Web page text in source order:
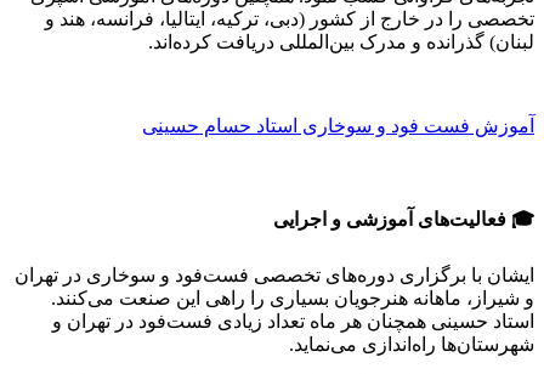
تخصصی را در خارج از کشور (دبی، ترکیه، ایتالیا، فرانسه، هند و
لبنان) گذرانده و مدرک بین‌المللی دریافت کرده‌اند.
آموزش فست فود و سوخاری استاد حسام حسینی
🎓 فعالیت‌های آموزشی و اجرایی
ایشان با برگزاری دوره‌های تخصصی فست‌فود و سوخاری در تهران
و شیراز، ماهانه هنرجویان بسیاری را راهی این صنعت می‌کنند.
استاد حسینی همچنان هر ماه تعداد زیادی فست‌فود در تهران و
شهرستان‌ها راه‌اندازی می‌نماید.